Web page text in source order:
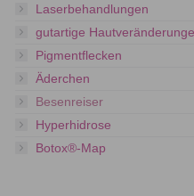
Laserbehandlungen
gutartige
Pigmentflecken
Äderchen
Besenreiser
Hyperhidrose
Botox®-Map